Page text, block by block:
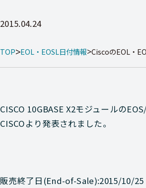
2015.04.24
TOP EOL・EOSL日付情報 CiscoのEOL・
CISCO 10GBASE X2モジュールの
CISCOより発表されました。
販売終了日(End-of-Sale):2015/10/25